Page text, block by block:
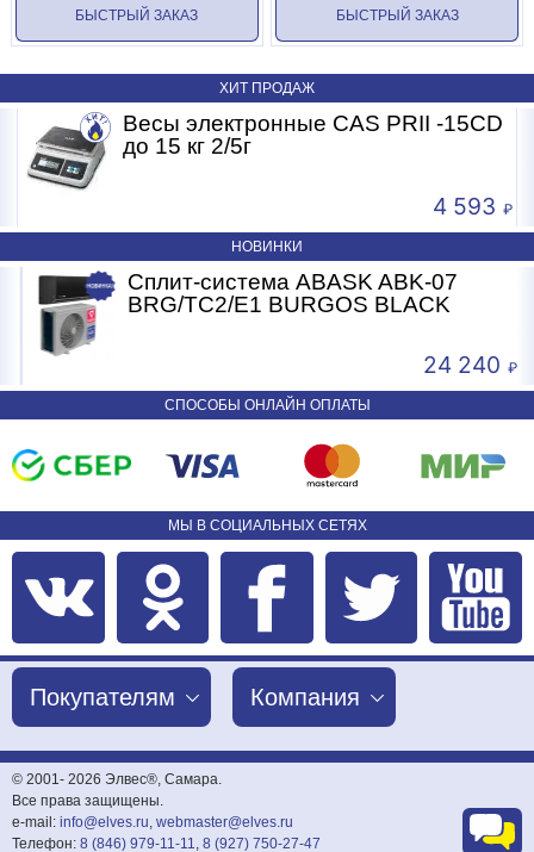
БЫСТРЫЙ ЗАКАЗ БЫСТРЫЙ ЗАКАЗ
ХИТ ПРОДАЖ
Весы электронные CAS PRII -15CD
до 15 кг 2/5г
4 593
НОВИНКИ
Сплит-система ABASK ABK-07
BRG/TC2/E1 BURGOS BLACK
24 240
СПОСОБЫ ОНЛАЙН ОПЛАТЫ
МЫ В СОЦИАЛЬНЫХ СЕТЯХ
Покупателям Компания
© 2001- 2026 Элвес®, Самара.
Все права защищены.
e-mail: info@elves.ru, webmaster@elves.ru
Телефон: 8 (846) 979-11-11, 8 (927) 750-27-47